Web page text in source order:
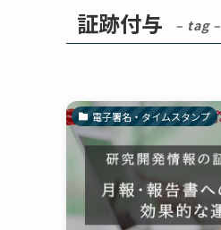
証跡付与 – tag –
電子署名・タイムスタンプ